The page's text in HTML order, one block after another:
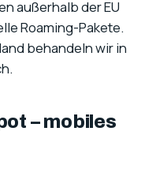
außerhalb der EU
Roaming-Pakete.
behandeln wir in
– mobiles